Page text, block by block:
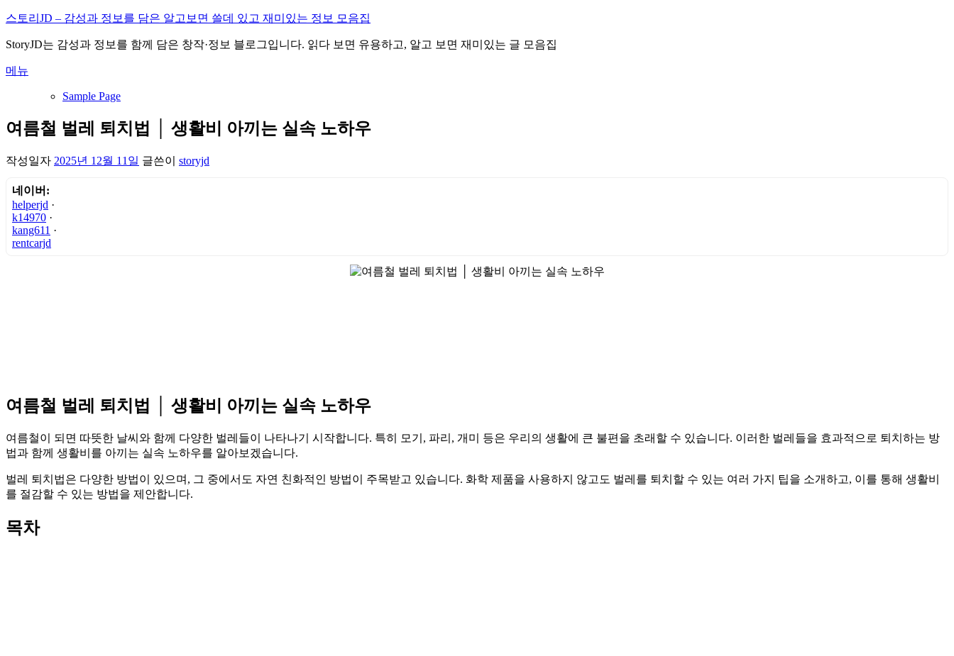
내
으
바
기
스토리JD – 감성과 정보를 담은 알고보면 쓸데 있고 재미있는 정보 모음집
StoryJD는 감성과 정보를 함께 담은 창작·정보 블로그입니다. 읽다 보면 유용하고, 알고 보면 재미있는 글 모음집
메뉴
Sample Page
여름철 벌레 퇴치법 │ 생활비 아끼는 실속 노하우
작성일자 2025년 12월 11일 글쓴이 storyjd
네이버:
helperjd ·
k14970 ·
kang611 ·
rentcarjd
여름철 벌레 퇴치법 │ 생활비 아끼는 실속 노하우
여름철이 되면 따뜻한 날씨와 함께 다양한 벌레들이 나타나기 시작합니다. 특히 모기, 파리, 개미 등은 우리의 생활에 큰 불편을 초래할 수 있습니다. 이러한 벌레들을 효과적으로 퇴치하는 방
법과 함께 생활비를 아끼는 실속 노하우를 알아보겠습니다.
벌레 퇴치법은 다양한 방법이 있으며, 그 중에서도 자연 친화적인 방법이 주목받고 있습니다. 화학 제품을 사용하지 않고도 벌레를 퇴치할 수 있는 여러 가지 팁을 소개하고, 이를 통해 생활비
를 절감할 수 있는 방법을 제안합니다.
목차